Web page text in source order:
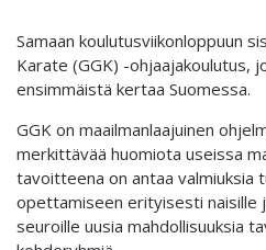
Samaan koulutusviikonloppuun
Karate (GGK) -ohjaajakoulutus,
ensimmäistä kertaa Suomessa.
GGK on maailmanlaajuinen
merkittävää huomiota useissa
tavoitteena on antaa valmiuksia
opettamiseen erityisesti naisille
seuroille uusia mahdollisuuksia